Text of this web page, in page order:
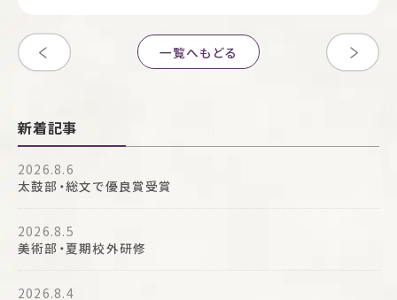
一覧へもどる
新着記事
2026.8.6
太鼓部・総文で優良賞受賞
2026.8.5
美術部・夏期校外研修
2026.8.4